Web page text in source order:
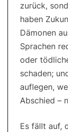
zurück,
haben
Dämonen
Sprachen
oder
schaden;
auflegen,
Abschied –
Es fällt auf,